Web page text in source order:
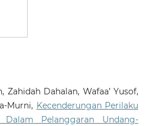
Zahidah Dahalan, Wafaa’ Yusof,
Murni, Kecenderungan Perilaku
Pelanggaran Undang-